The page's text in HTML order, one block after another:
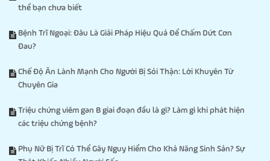
thể bạn chưa biết
Bệnh Trĩ Ngoại: Đâu Là Giải Pháp Hiệu Quả Để Chấm Dứt Cơn
Đau?
Chế Độ Ăn Lành Mạnh Cho Người Bị Sỏi Thận: Lời Khuyên Từ
Chuyên Gia
Triệu chứng viêm gan B giai đoạn đầu là gì? Làm gì khi phát hiện
các triệu chứng bệnh?
Phụ Nữ Bị Trĩ Có Thể Gây Nguy Hiểm Cho Khả Năng Sinh Sản? Sự